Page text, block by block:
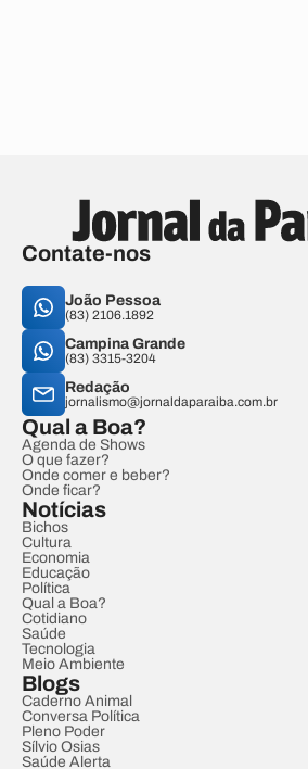
Contate-nos
João Pessoa
(83) 2106.1892
Campina Grande
(83) 3315-3204
Redação
jornalismo@jornaldaparaiba.com.br
Qual a Boa?
Agenda de Shows
O que fazer?
Onde comer e beber?
Onde ficar?
Notícias
Bichos
Cultura
Economia
Educação
Política
Qual a Boa?
Cotidiano
Saúde
Tecnologia
Meio Ambiente
Blogs
Caderno Animal
Conversa Política
Pleno Poder
Sílvio Osias
Saúde Alerta